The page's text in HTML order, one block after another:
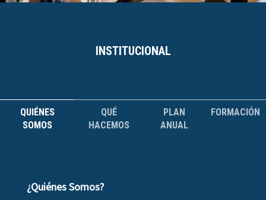
INSTITUCIONAL
QUIÉNES
SOMOS
QUÉ
HACEMOS
PLAN
ANUAL
FORMACIÓN
¿Quiénes Somos?